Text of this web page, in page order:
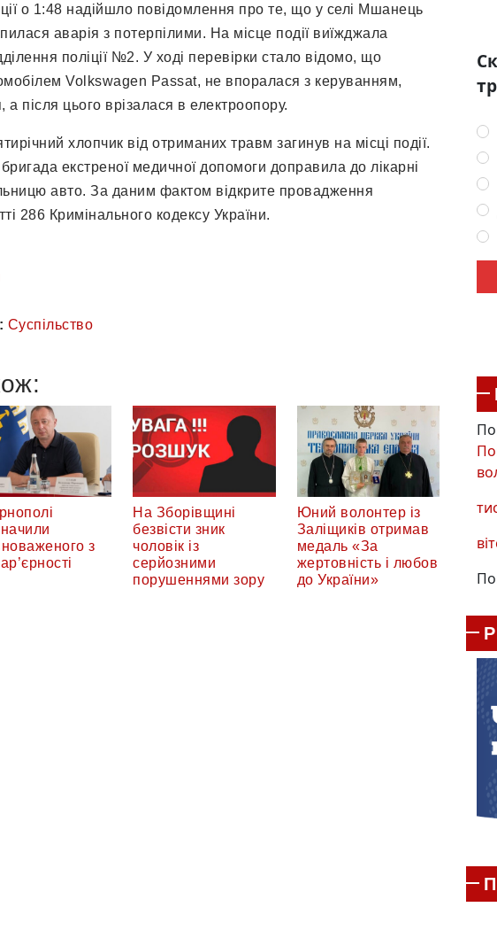
о 1:48 надійшло повідомлення про те, що у селі Мшанець
аварія з потерпілими. На місце події виїжджала
поліції №2. У ході перевірки стало відомо, що
Volkswagen Passat, не впоралася з керуванням,
а після цього врізалася в електроопору.
хлопчик від отриманих травм загинув на місці події.
екстреної медичної допомоги доправила до лікарні
авто. За даним фактом відкрите провадження
286 Кримінального кодексу України.
Суспільство
з
На Зборівщині
безвісти зник
чоловік із
серйозними
порушеннями зору
Юний волонтер із
Заліщиків отримав
медаль «За
жертовність і любов
до України»